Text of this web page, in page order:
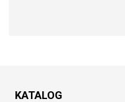
KATALOG